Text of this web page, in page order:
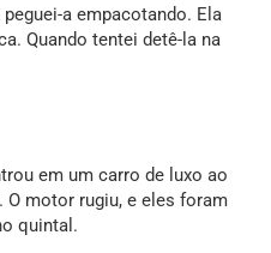
a empacotando. Ela
Quando tentei detê-la na
em um carro de luxo ao
O motor rugiu, e eles foram
quintal.